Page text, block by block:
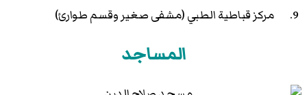
مركز قباطية الطبي (مشفى صغير وقسم طوارئ)
المساجد